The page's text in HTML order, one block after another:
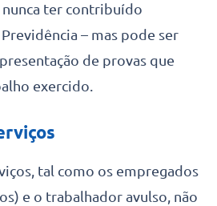
ter contribuído
– mas pode ser
de provas que
exercido.
tal como os empregados
e o trabalhador avulso, não